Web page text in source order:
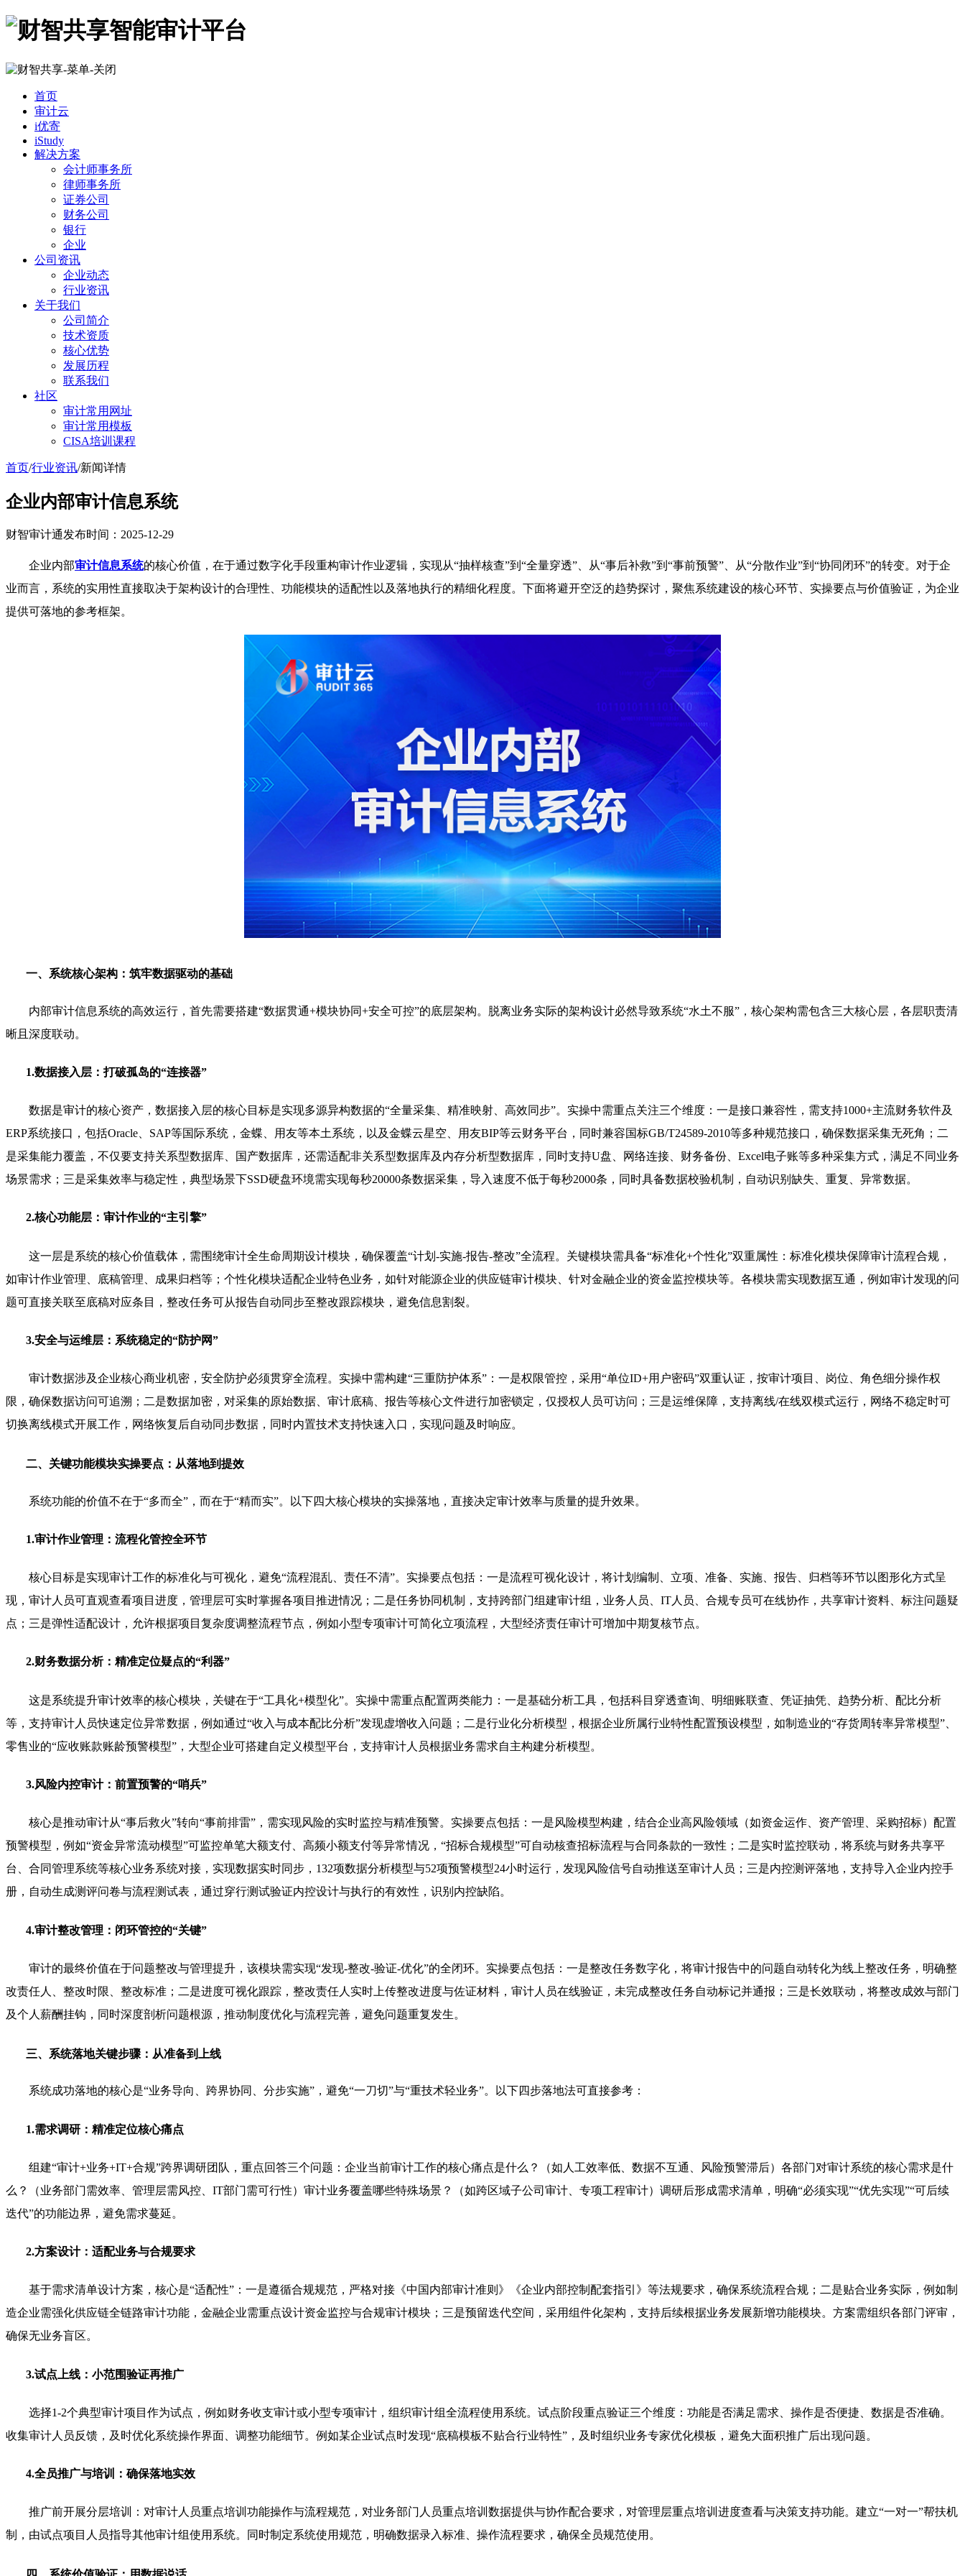
首页
审计云
i优寄
iStudy
解决方案
会计师事务所
律师事务所
证券公司
财务公司
银行
企业
公司资讯
企业动态
行业资讯
关于我们
公司简介
技术资质
核心优势
发展历程
联系我们
社区
审计常用网址
审计常用模板
CISA培训课程
首页/行业资讯/新闻详情
企业内部审计信息系统
财智审计通发布时间：2025-12-29
企业内部审计信息系统的核心价值，在于通过数字化手段重构审计作业逻辑，实现从“抽样核查”到“全量穿透”、从“事后补救”到“事前预警”、从“分散作业”到“协同闭环”的转变。对于企
业而言，系统的实用性直接取决于架构设计的合理性、功能模块的适配性以及落地执行的精细化程度。下面将避开空泛的趋势探讨，聚焦系统建设的核心环节、实操要点与价值验证，为企业
提供可落地的参考框架。
一、系统核心架构：筑牢数据驱动的基础
内部审计信息系统的高效运行，首先需要搭建“数据贯通+模块协同+安全可控”的底层架构。脱离业务实际的架构设计必然导致系统“水土不服”，核心架构需包含三大核心层，各层职责清
晰且深度联动。
1.数据接入层：打破孤岛的“连接器”
数据是审计的核心资产，数据接入层的核心目标是实现多源异构数据的“全量采集、精准映射、高效同步”。实操中需重点关注三个维度：一是接口兼容性，需支持1000+主流财务软件及
ERP系统接口，包括Oracle、SAP等国际系统，金蝶、用友等本土系统，以及金蝶云星空、用友BIP等云财务平台，同时兼容国标GB/T24589-2010等多种规范接口，确保数据采集无死角；二
是采集能力覆盖，不仅要支持关系型数据库、国产数据库，还需适配非关系型数据库及内存分析型数据库，同时支持U盘、网络连接、财务备份、Excel电子账等多种采集方式，满足不同业务
场景需求；三是采集效率与稳定性，典型场景下SSD硬盘环境需实现每秒20000条数据采集，导入速度不低于每秒2000条，同时具备数据校验机制，自动识别缺失、重复、异常数据。
2.核心功能层：审计作业的“主引擎”
这一层是系统的核心价值载体，需围绕审计全生命周期设计模块，确保覆盖“计划-实施-报告-整改”全流程。关键模块需具备“标准化+个性化”双重属性：标准化模块保障审计流程合规，
如审计作业管理、底稿管理、成果归档等；个性化模块适配企业特色业务，如针对能源企业的供应链审计模块、针对金融企业的资金监控模块等。各模块需实现数据互通，例如审计发现的问
题可直接关联至底稿对应条目，整改任务可从报告自动同步至整改跟踪模块，避免信息割裂。
3.安全与运维层：系统稳定的“防护网”
审计数据涉及企业核心商业机密，安全防护必须贯穿全流程。实操中需构建“三重防护体系”：一是权限管控，采用“单位ID+用户密码”双重认证，按审计项目、岗位、角色细分操作权
限，确保数据访问可追溯；二是数据加密，对采集的原始数据、审计底稿、报告等核心文件进行加密锁定，仅授权人员可访问；三是运维保障，支持离线/在线双模式运行，网络不稳定时可
切换离线模式开展工作，网络恢复后自动同步数据，同时内置技术支持快速入口，实现问题及时响应。
二、关键功能模块实操要点：从落地到提效
系统功能的价值不在于“多而全”，而在于“精而实”。以下四大核心模块的实操落地，直接决定审计效率与质量的提升效果。
1.审计作业管理：流程化管控全环节
核心目标是实现审计工作的标准化与可视化，避免“流程混乱、责任不清”。实操要点包括：一是流程可视化设计，将计划编制、立项、准备、实施、报告、归档等环节以图形化方式呈
现，审计人员可直观查看项目进度，管理层可实时掌握各项目推进情况；二是任务协同机制，支持跨部门组建审计组，业务人员、IT人员、合规专员可在线协作，共享审计资料、标注问题疑
点；三是弹性适配设计，允许根据项目复杂度调整流程节点，例如小型专项审计可简化立项流程，大型经济责任审计可增加中期复核节点。
2.财务数据分析：精准定位疑点的“利器”
这是系统提升审计效率的核心模块，关键在于“工具化+模型化”。实操中需重点配置两类能力：一是基础分析工具，包括科目穿透查询、明细账联查、凭证抽凭、趋势分析、配比分析
等，支持审计人员快速定位异常数据，例如通过“收入与成本配比分析”发现虚增收入问题；二是行业化分析模型，根据企业所属行业特性配置预设模型，如制造业的“存货周转率异常模型”、
零售业的“应收账款账龄预警模型”，大型企业可搭建自定义模型平台，支持审计人员根据业务需求自主构建分析模型。
3.风险内控审计：前置预警的“哨兵”
核心是推动审计从“事后救火”转向“事前排雷”，需实现风险的实时监控与精准预警。实操要点包括：一是风险模型构建，结合企业高风险领域（如资金运作、资产管理、采购招标）配置
预警模型，例如“资金异常流动模型”可监控单笔大额支付、高频小额支付等异常情况，“招标合规模型”可自动核查招标流程与合同条款的一致性；二是实时监控联动，将系统与财务共享平
台、合同管理系统等核心业务系统对接，实现数据实时同步，132项数据分析模型与52项预警模型24小时运行，发现风险信号自动推送至审计人员；三是内控测评落地，支持导入企业内控手
册，自动生成测评问卷与流程测试表，通过穿行测试验证内控设计与执行的有效性，识别内控缺陷。
4.审计整改管理：闭环管控的“关键”
审计的最终价值在于问题整改与管理提升，该模块需实现“发现-整改-验证-优化”的全闭环。实操要点包括：一是整改任务数字化，将审计报告中的问题自动转化为线上整改任务，明确整
改责任人、整改时限、整改标准；二是进度可视化跟踪，整改责任人实时上传整改进度与佐证材料，审计人员在线验证，未完成整改任务自动标记并通报；三是长效联动，将整改成效与部门
及个人薪酬挂钩，同时深度剖析问题根源，推动制度优化与流程完善，避免问题重复发生。
三、系统落地关键步骤：从准备到上线
系统成功落地的核心是“业务导向、跨界协同、分步实施”，避免“一刀切”与“重技术轻业务”。以下四步落地法可直接参考：
1.需求调研：精准定位核心痛点
组建“审计+业务+IT+合规”跨界调研团队，重点回答三个问题：企业当前审计工作的核心痛点是什么？（如人工效率低、数据不互通、风险预警滞后）各部门对审计系统的核心需求是什
么？（业务部门需效率、管理层需风控、IT部门需可行性）审计业务覆盖哪些特殊场景？（如跨区域子公司审计、专项工程审计）调研后形成需求清单，明确“必须实现”“优先实现”“可后续
迭代”的功能边界，避免需求蔓延。
2.方案设计：适配业务与合规要求
基于需求清单设计方案，核心是“适配性”：一是遵循合规规范，严格对接《中国内部审计准则》《企业内部控制配套指引》等法规要求，确保系统流程合规；二是贴合业务实际，例如制
造企业需强化供应链全链路审计功能，金融企业需重点设计资金监控与合规审计模块；三是预留迭代空间，采用组件化架构，支持后续根据业务发展新增功能模块。方案需组织各部门评审，
确保无业务盲区。
3.试点上线：小范围验证再推广
选择1-2个典型审计项目作为试点，例如财务收支审计或小型专项审计，组织审计组全流程使用系统。试点阶段重点验证三个维度：功能是否满足需求、操作是否便捷、数据是否准确。
收集审计人员反馈，及时优化系统操作界面、调整功能细节。例如某企业试点时发现“底稿模板不贴合行业特性”，及时组织业务专家优化模板，避免大面积推广后出现问题。
4.全员推广与培训：确保落地实效
推广前开展分层培训：对审计人员重点培训功能操作与流程规范，对业务部门人员重点培训数据提供与协作配合要求，对管理层重点培训进度查看与决策支持功能。建立“一对一”帮扶机
制，由试点项目人员指导其他审计组使用系统。同时制定系统使用规范，明确数据录入标准、操作流程要求，确保全员规范使用。